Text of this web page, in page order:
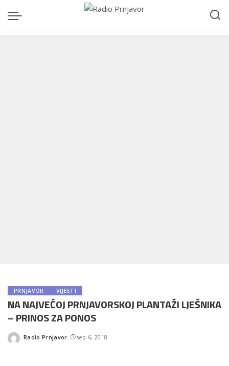
PRNJAVOR VIJESTI
NA NAJVEĆOJ PRNJAVORSKOJ PLANTAŽI LJEŠNIKA
– PRINOS ZA PONOS
Posted
Radio Prnjavor sep 6, 2018